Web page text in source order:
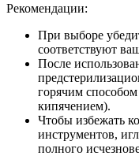
Рекомендации:
При выборе
соответствуют
После
горячим
кипячением).
Чтобы избежать
инструментов,
полного